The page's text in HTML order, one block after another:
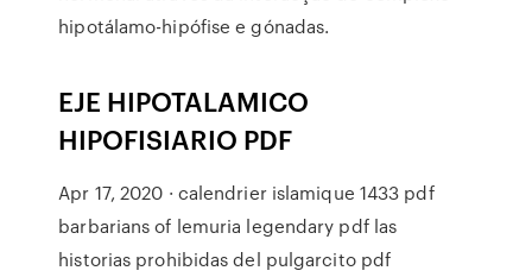
hipotálamo-hipófise e gónadas.
EJE HIPOTALAMICO
HIPOFISIARIO PDF
Apr 17, 2020 · calendrier islamique 1433 pdf
barbarians of lemuria legendary pdf las
historias prohibidas del pulgarcito pdf